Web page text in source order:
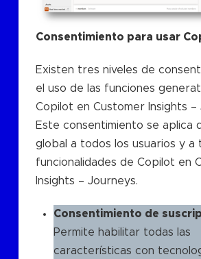
Consentimiento para usar
Existen tres niveles de
el uso de las funciones
Copilot en Customer Insights –
Este consentimiento se aplica
global a todos los usuarios y a
funcionalidades de Copilot en
Insights – Journeys.
Consentimiento de
Permite habilitar todas las
características con